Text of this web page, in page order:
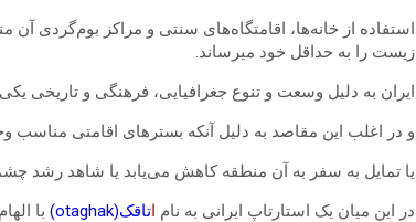
استفاده از خانه‌‌ها، اقامتگاه‌های سنتی و مراکز بوم‌گردی
زیست را به حداقل خود میرساند.
ایران به دلیل وسعت و تنوع جغرافیایی، فرهنگی و تاریخی
و در اغلب این مقاصد به دلیل آنکه بستر‌های اقامتی مناسب
یا تمایل به سفر به آن منطقه کاهش می‌یابد یا شاهد رشد
در این میان یک استارتاپ ایرانی به نام اتاقک(otaghak)
با